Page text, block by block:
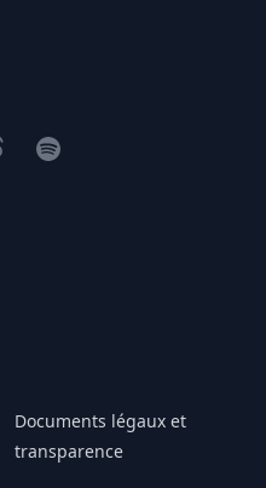
Spotify
Documents légaux et
transparence